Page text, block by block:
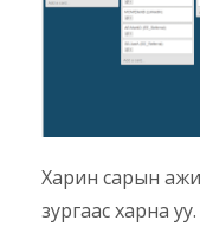
Харин сарын
зургаас харна уу.